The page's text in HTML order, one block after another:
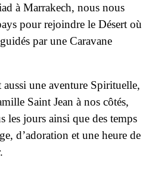
à Marrakech, nous nous
pour rejoindre le Désert où
par une Caravane
aussi une aventure Spirituelle,
Saint Jean à nos côtés,
les jours ainsi que des temps
d’adoration et une heure de